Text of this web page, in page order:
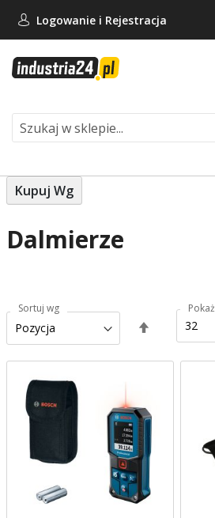
Logowanie i Rejestracja
Dalmierze
Sortuj wg
kierunek
malejący
Pokaż
Kupuj Wg